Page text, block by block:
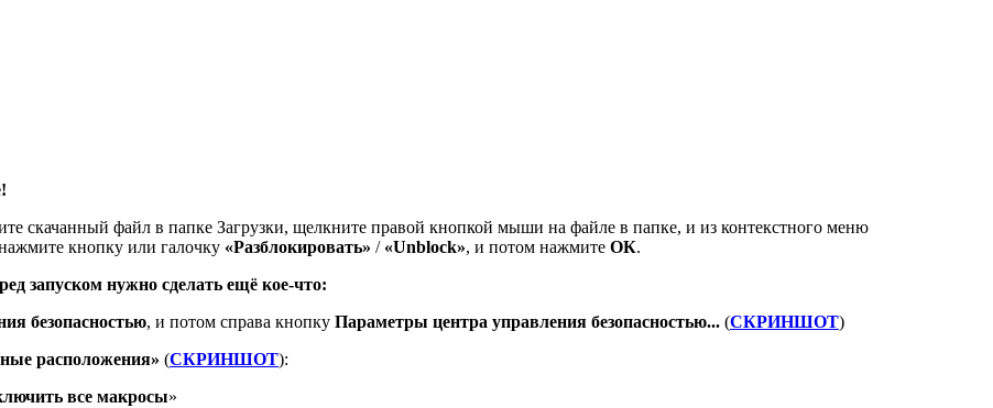
скачанный файл в папке Загрузки, щелкните правой кнопкой мыши на файле в папке, и из контекстного меню
кнопку или галочку «Разблокировать» / «Unblock», и потом нажмите ОК.
запуском нужно сделать ещё кое-что:
безопасностью, и потом справа кнопку Параметры центра управления безопасностью... (СКРИНШОТ)
расположения» (СКРИНШОТ):
все макросы»